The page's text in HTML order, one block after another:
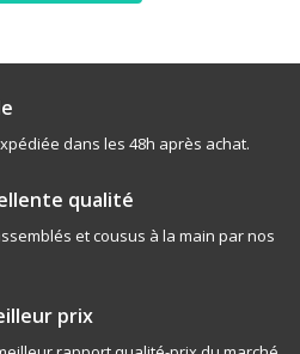
dans les 48h après achat.
qualité
et cousus à la main par nos
prix